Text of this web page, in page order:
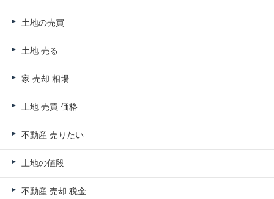
土地の売買
土地 売る
家 売却 相場
土地 売買 価格
不動産 売りたい
土地の値段
不動産 売却 税金